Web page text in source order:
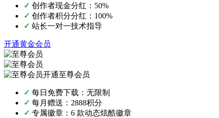
✓ 创作者现金分红：50%
✓ 创作者积分分红：100%
✓ 站长一对一技术指导
开通黄金会员
开通至尊会员
✓ 每日免费下载：无限制
✓ 每月赠送：2888积分
✓ 专属徽章：6 款动态炫酷徽章